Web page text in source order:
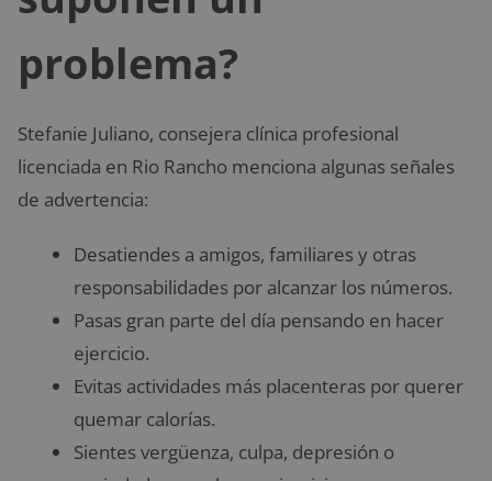
problema?
Stefanie Juliano, consejera clínica profesional
licenciada en Rio Rancho menciona algunas señales
de advertencia:
Desatiendes a amigos, familiares y otras
responsabilidades por alcanzar los números.
Pasas gran parte del día pensando en hacer
ejercicio.
Evitas actividades más placenteras por querer
quemar calorías.
Sientes vergüenza, culpa, depresión o